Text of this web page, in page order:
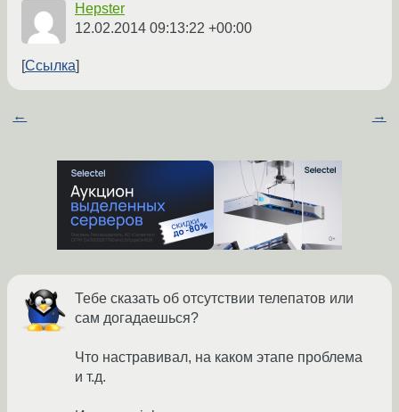
Hepster
12.02.2014 09:13:22 +00:00
Ссылка
← →
Тебе сказать об отсутствии телепатов или
сам догадаешься?
Что настравивал, на каком этапе проблема
и т.д.